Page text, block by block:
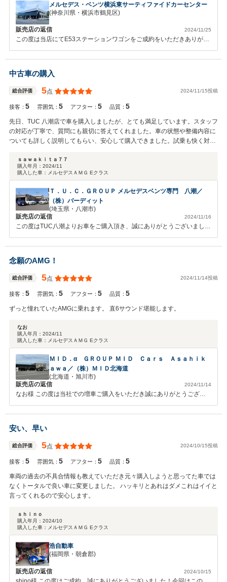
メルセデス・ベンツ横浜東サーティファイドカーセンター
(神奈川県・横浜市鶴見区)
販売店の返信 2024/11/25
この度は当店にてE53ステーションワゴンをご成約をいただきありがと
うございました。当店では2台目のご購入となり、前回初めてのメルセ
デスのご購入から今回のお乗換えもメルセデスをお選びいただき、ま
た、当店のご利用をいただき大変嬉しく思います。今後の車点検等もご
ざいますので、 引き続きよろしくお願い申し上げます。
中古車の購入
総合評価 5点 2024/11/15投稿
接客：5 雰囲気：5 アフター：5 品質：5
先日、TUC 八潮店で車を購入しましたが、とても満足しています。スタッフ
の対応が丁寧で、質問にも親切に答えてくれました。車の状態や整備内容に
ついても詳しく説明してもらい、安心して購入できました。試乗も快く対応
ターサービスも充実しており、今後も安心して利用できそうです。初めて中
古車を購入する方でも、信頼できるお店だと感じました。これからもお世話
になりたいと思います。
ｓａｗａｋｉｔａ７７
購入年月： 2024/11
購入した車：
メルセデスＡＭＧ Eクラス
Ｔ．Ｕ．Ｃ．ＧＲＯＵＰ メルセデスベンツ専門 八潮／
（株）バーディット
(埼玉県・八潮市)
販売店の返信
2024/11/16
この度はTUC八潮よりお車をご購入頂き、誠にありがとうございまし
た。 複数見て頂き、ご希望に沿うお車が見つかり何よりでございま
す。 AMGですのでエンジンパワーはもちろんの事、安全装備やインテ
リアなど 快適な装備も揃っておりますので、ドライブをお楽しみくだ
さい。 今後もオイル交換や車検のご相談など末永いお付き合いの程よ
ろしくお願いいたします。
念願のAMG！
総合評価 5点 2024/11/14投稿
接客：5 雰囲気：5 アフター：5 品質：5
ずっと憧れていたAMGに乗れます。 直6サウンド堪能します。
なお
購入年月： 2024/11
購入した車：
メルセデスＡＭＧ Eクラス
ＭＩＤ．α ＧＲＯＵＰ ＭＩＤ Ｃａｒｓ Ａｓａｈｉｋ
ａｗａ／（株）ＭＩＤ北海道
(北海道・旭川市)
販売店の返信
2024/11/14
なお様 この度は当社での増車ご購入をいただき誠にありがとうござい
ます。また、長年のご愛顧をいただき嬉しく思います。 ＡＭＧの直６
サウンドを存分にお楽しみください！
安い、早い
総合評価 5点 2024/10/15投稿
接客：5 雰囲気：5 アフター：5 品質：5
車両の過去の不具合情報も教えていただき元々購入しようと思ってた車では
なくトータルで良い車に変更しました。 ハッキリとあれはダメこれはイイと
言ってくれるので安心します。
ｓｈｉｎｏ
購入年月： 2024/10
購入した車：
メルセデスＡＭＧ Eクラス
浩自動車
(福岡県・朝倉郡)
販売店の返信 2024/10/15